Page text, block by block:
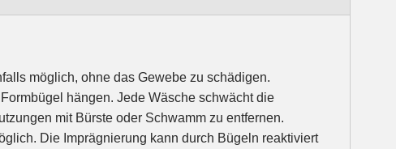
möglich, ohne das Gewebe zu schädigen.
hängen. Jede Wäsche schwächt die
mit Bürste oder Schwamm zu entfernen.
Die Imprägnierung kann durch Bügeln reaktiviert